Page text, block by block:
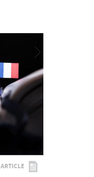
ARTICLE